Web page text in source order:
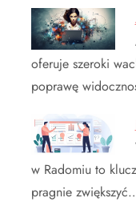
oferuje szeroki
poprawę
w Radomiu to
pragnie